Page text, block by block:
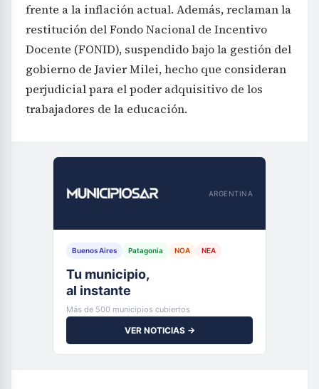
frente a la inflación actual. Además, reclaman la
restitución del Fondo Nacional de Incentivo
Docente (FONID), suspendido bajo la gestión del
gobierno de Javier Milei, hecho que consideran
perjudicial para el poder adquisitivo de los
trabajadores de la educación.
ARGENTINA
Buenos Aires Patagonia NOA NEA
Tu municipio,
al instante
Más de 500 municipios cubiertos
VER NOTICIAS →